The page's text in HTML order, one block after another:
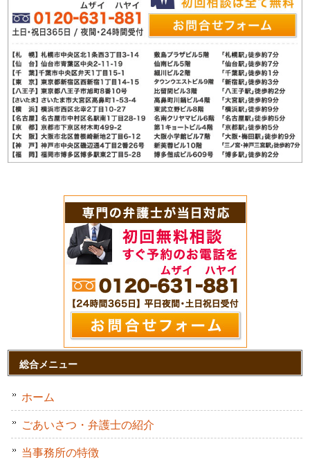
総合メニュー
ホーム
ごあいさつ・弁護士の紹介
当事務所の特徴